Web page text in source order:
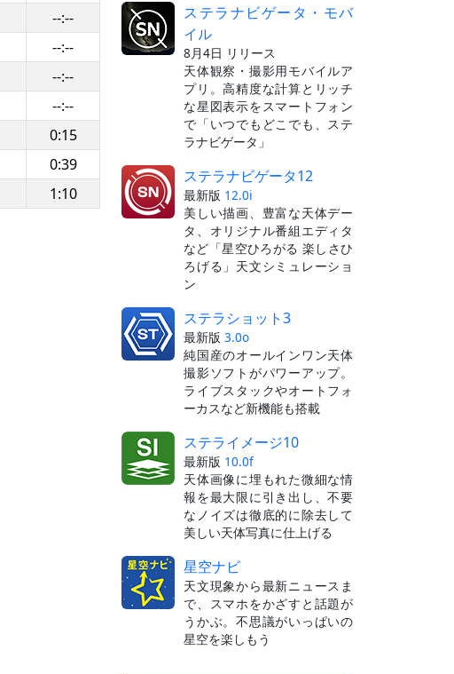
--:--
--:--
--:--
--:--
0:15
0:39
1:10
ステラナビゲータ・モバ
イル
8月4日 リリース
天体観察・撮影用モバイルア
プリ。高精度な計算とリッチ
な星図表示をスマートフォン
で「いつでもどこでも、ステ
ラナビゲータ」
ステラナビゲータ12
最新版 12.0i
美しい描画、豊富な天体デー
タ、オリジナル番組エディタ
など「星空ひろがる 楽しさひ
ろげる」天文シミュレーショ
ン
ステラショット3
最新版 3.0o
純国産のオールインワン天体
撮影ソフトがパワーアップ。
ライブスタックやオートフォ
ーカスなど新機能も搭載
ステライメージ10
最新版 10.0f
天体画像に埋もれた微細な情
報を最大限に引き出し、不要
なノイズは徹底的に除去して
美しい天体写真に仕上げる
星空ナビ
天文現象から最新ニュースま
で、スマホをかざすと話題が
うかぶ。不思議がいっぱいの
星空を楽しもう